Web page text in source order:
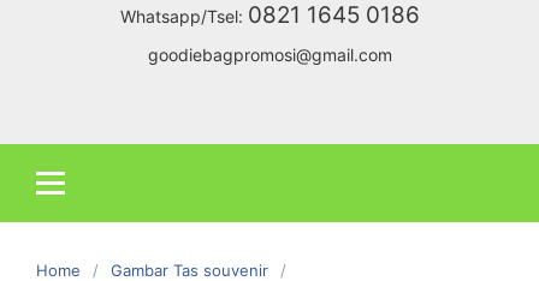
Whatsapp/Tsel: 0821 1645 0186
goodiebagpromosi@gmail.com
Home
Gambar Tas souvenir